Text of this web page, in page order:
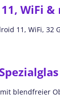
WiFi &
11, WiFi, 32
blendfreier